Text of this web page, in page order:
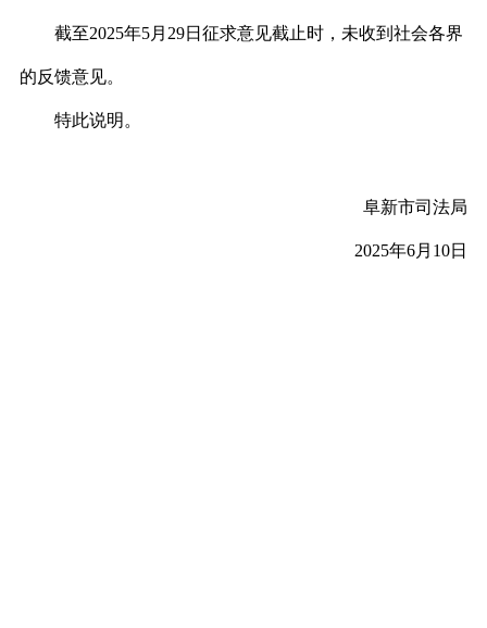
截至2025年5月29日征求意见截止时，未收到社会各界
的反馈意见。
特此说明。
阜新市司法局
2025年6月10日